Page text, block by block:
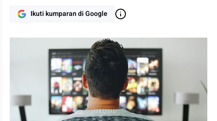
Ikuti kumparan di Google